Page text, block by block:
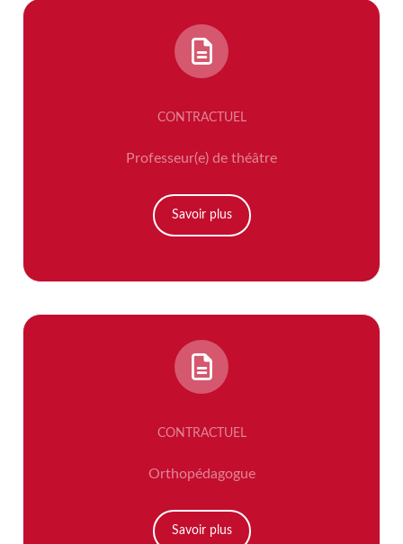
CONTRACTUEL
Professeur(e) de théâtre
Savoir plus
CONTRACTUEL
Orthopédagogue
Savoir plus